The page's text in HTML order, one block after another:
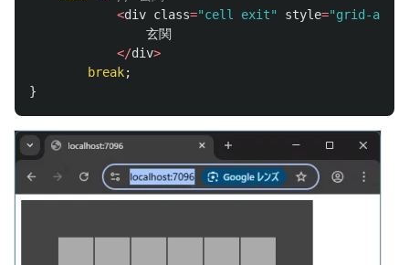
<div class="cell exit" style="grid-
玄関
</div>
break;
}